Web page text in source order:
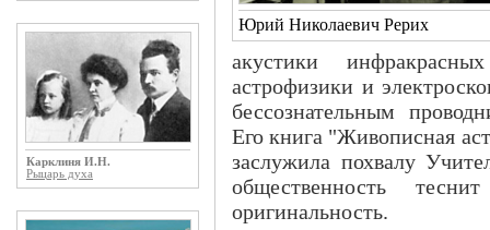
Карклиня И.Н.
Рыцарь духа
Юрий Николаевич Рерих
акустики
астрофизики и
бессознательным
Его книга "Живописная
заслужила похвалу
общественность
оригинальность.